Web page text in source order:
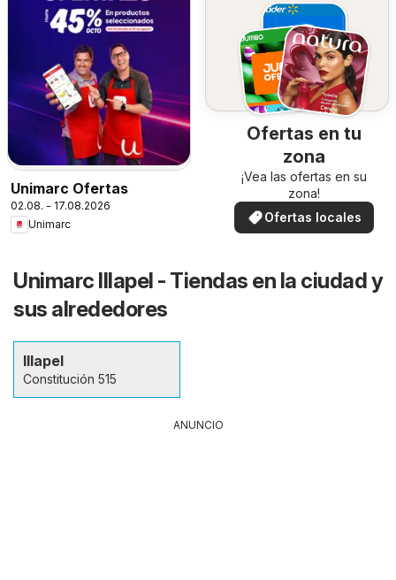
Unimarc Ofertas
02.08. - 17.08.2026
Unimarc
Ofertas en tu
zona
¡Vea las ofertas en su
zona!
Ofertas locales
Unimarc Illapel - Tiendas en la ciudad y
sus alrededores
Illapel
Constitución 515
ANUNCIO